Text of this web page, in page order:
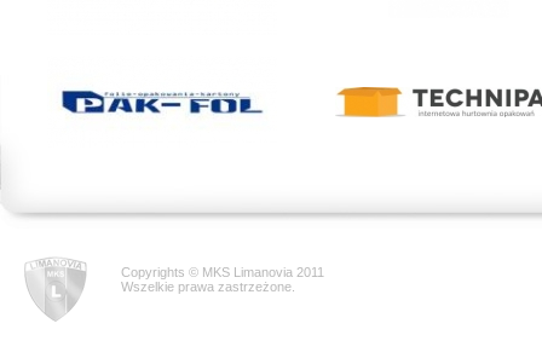
Copyrights © MKS Limanovia 2011
Wszelkie prawa zastrzeżone.